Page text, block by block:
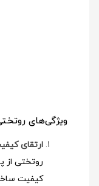
ویژگی‌های
ارتقای
روتختی از
کیفیت